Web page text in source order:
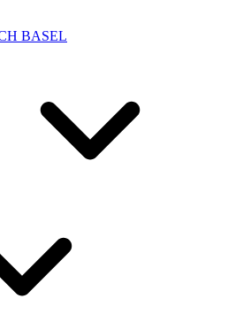
BASEL